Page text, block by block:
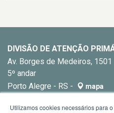
DIVISÃO DE ATENÇÃO
Av. Borges de Medeiros, 1501
5º andar
Porto Alegre - RS -
mapa
Utilizamos cookies necessários para